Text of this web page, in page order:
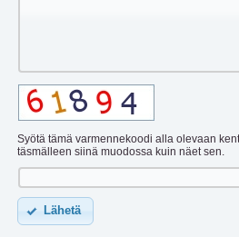
Syötä tämä varmennekoodi alla olevaan
täsmälleen siinä muodossa kuin näet sen.
Lähetä